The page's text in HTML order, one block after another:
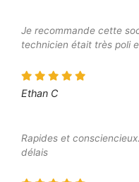
Je recommande cette
technicien était très poli
Ethan C
Rapides et
délais